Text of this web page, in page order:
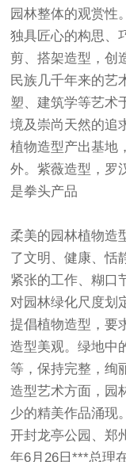
园林整体的观赏性
独具匠心的构思、
剪、搭架造型，创
民族几千年来的艺
塑、建筑学等艺术
境及崇尚天然的追
植物造型产出基地
外。紫薇造型 ， 罗
是拳头产品
柔美的园林植物造
了文明、健康、恬
紧张的工作、糊口
对园林绿化尺度划
提倡植物造型，要
造型美观。绿地中
等，保持完整，绚
造型艺术方面，园
少的精美作品涌现
开封龙亭公园、郑
年6月26日***总理